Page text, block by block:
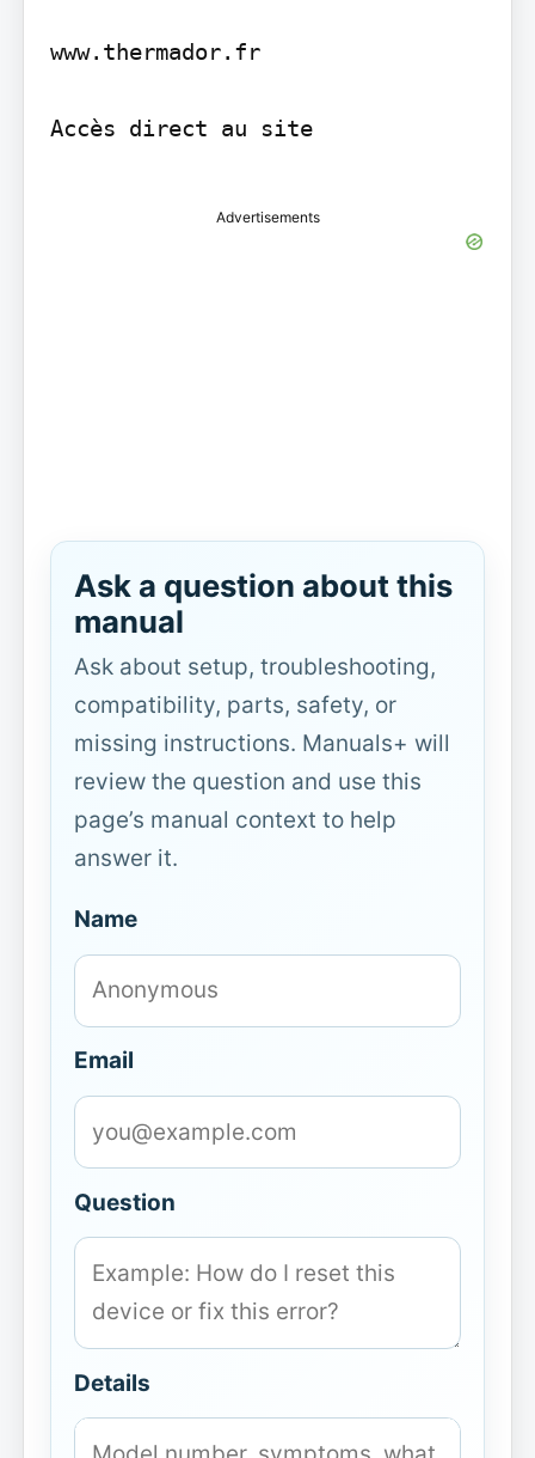
www.thermador.fr
Accès direct au site
Advertisements
Ask a question about this
manual
Ask about setup, troubleshooting,
compatibility, parts, safety, or
missing instructions. Manuals+ will
review the question and use this
page’s manual context to help
answer it.
Name
Email
Question
Details